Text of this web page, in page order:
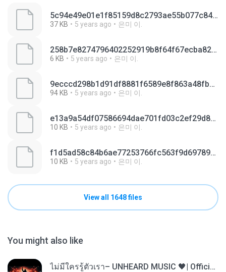
5c94e49e01e1f85159d8c2793ae55b077c841ff464f58bf360593a86abe4820f.0
37 KB 5 years ago 은미 이.
258b7e8274796402252919b8f64f67ecba826dad78e7ebdb687f1c32390d4b95.0
6 KB 5 years ago 은미 이.
9ecccd298b1d91df8881f6589e8f863a48fb583e6e7fb9645f091f124c465acc.0
94 KB 5 years ago 은미 이.
e13a9a54df07586694dae701fd03c2ef29d8875efb5c47c7a9224ca3ecbeebf4.0
10 KB 5 years ago 은미 이.
f1d5ad58c84b6ae77253766fc563f9d69789efc69afa7b736fa40862b8f889bf.0
10 KB 5 years ago 은미 이.
View all 1648 files
You might also like
ไม่มีใครรู้ตัวเรา– UNHEARD MUSIC 🖤| Official Lyric Video | เพลงสู้ชีวิต